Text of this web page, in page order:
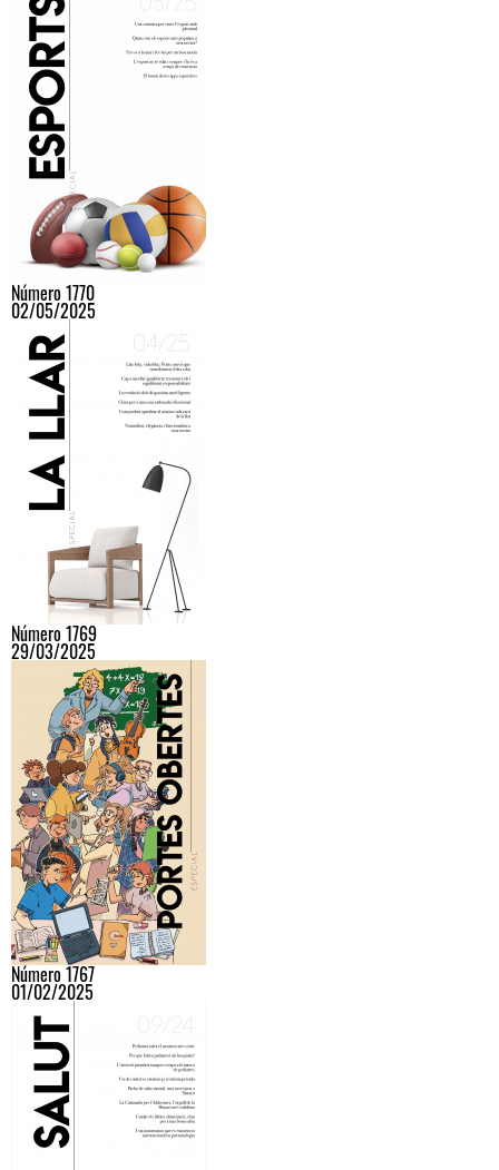
Número 1770
02/05/2025
Número 1769
29/03/2025
Número 1767
01/02/2025